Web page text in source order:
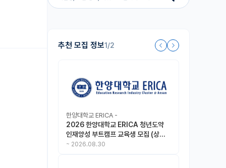
추천 모집 정보1/2
한양대학교 ERICA -
2026 한양대학교 ERICA 청년도약
인재양성 부트캠프 교육생 모집 (상시
모집 중, 1차 마감 : ~8.30)
~ 2026.08.30